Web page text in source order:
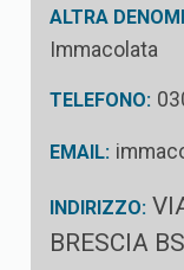
ALTRA
Immacolata
TELEFONO:
EMAIL:
INDIRIZZO:
BRESCIA BS